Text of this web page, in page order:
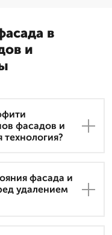
в
и
фасадов и
фасада и
удалением